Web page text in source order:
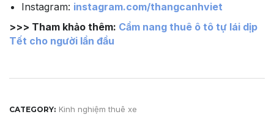
Instagram: instagram.com/thangcanhviet
>>> Tham khảo thêm: Cẩm nang thuê ô tô tự lái dịp
Tết cho người lần đầu
CATEGORY: Kinh nghiệm thuê xe